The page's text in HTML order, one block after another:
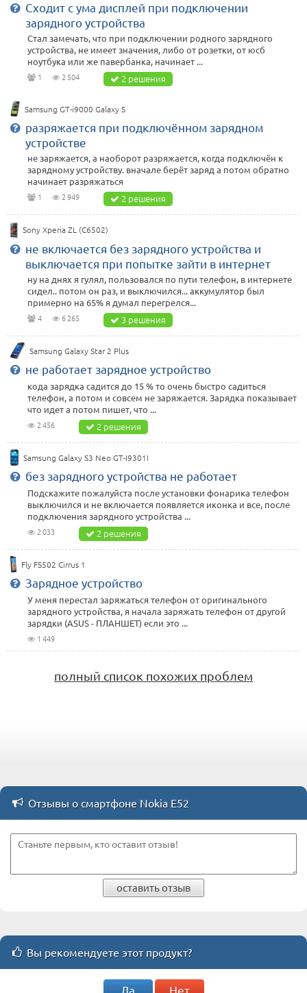
Сходит с ума дисплей при подключении
зарядного устройства
Стал замечать, что при подключении родного зарядного
устройства, не имеет значения, либо от розетки, от юсб
ноутбука или же павербанка, начинает ...
1 2 504 2 решения
Samsung GT-i9000 Galaxy S
разряжается при подключённом зарядном
устройстве
не заряжается, а наоборот разряжается, когда подключён к
зарядному устройству. вначале берёт заряд а потом обратно
начинает разряжаться
1 2 949 2 решения
Sony Xperia ZL (C6502)
не включается без зарядного устройства и
выключается при попытке зайти в интернет
ну на днях я гулял, пользовался по пути телефон, в интернете
сидел.. потом он раз, и выключился... аккумулятор был
примерно на 65% я думал перегрелся...
4 6 265 3 решения
Samsung Galaxy Star 2 Plus
не работает зарядное устройство
кода зарядка садится до 15 % то очень быстро садиться
телефон, а потом и совсем не заряжается. Зарядка показывает
что идет а потом пишет, что ...
2 456 2 решения
Samsung Galaxy S3 Neo GT-I9301I
без зарядного устройства не работает
Подскажите пожалуйста после установки фонарика телефон
выключился и не включается появляется иконка и все, после
подключения зарядного устройства ...
2 033 2 решения
Fly FS502 Cirrus 1
Зарядное устройство
У меня перестал заряжаться телефон от оригинального
зарядного устройства, я начала заряжать телефон от другой
зарядки (ASUS - ПЛАНШЕТ) если это ...
1 449
полный список похожих проблем
Отзывы о смартфоне Nokia E52
оставить отзыв
Вы рекомендуете этот продукт?
Да Нет